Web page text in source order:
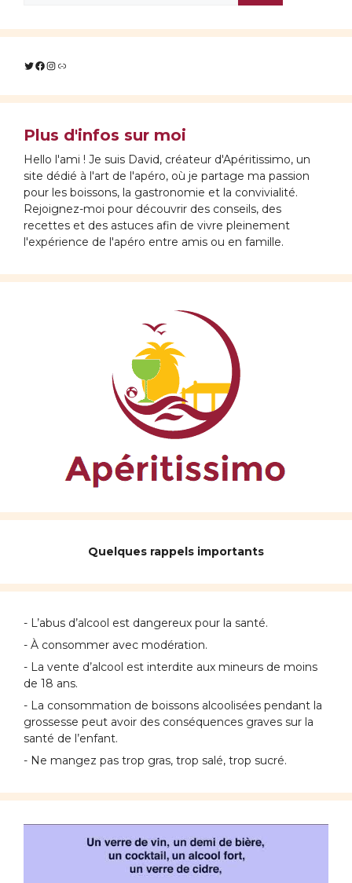
Twitter
Facebook
Instagram
Lien
Plus d'infos sur moi
Hello l'ami ! Je suis David, créateur d'Apéritissimo, un
site dédié à l'art de l'apéro, où je partage ma passion
pour les boissons, la gastronomie et la convivialité.
Rejoignez-moi pour découvrir des conseils, des
recettes et des astuces afin de vivre pleinement
l'expérience de l'apéro entre amis ou en famille.
Quelques rappels importants
- L’abus d’alcool est dangereux pour la santé.
- À consommer avec modération.
- La vente d’alcool est interdite aux mineurs de moins
de 18 ans.
- La consommation de boissons alcoolisées pendant la
grossesse peut avoir des conséquences graves sur la
santé de l’enfant.
- Ne mangez pas trop gras, trop salé, trop sucré.